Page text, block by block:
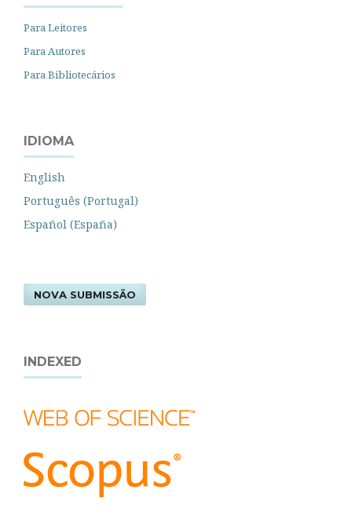
Para Leitores
Para Autores
Para Bibliotecários
IDIOMA
English
Português (Portugal)
Español (España)
NOVA SUBMISSÃO
INDEXED